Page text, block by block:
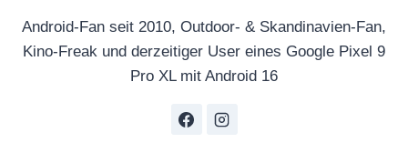
Android-Fan seit 2010, Outdoor- & Skandinavien-Fan,
Kino-Freak und derzeitiger User eines Google Pixel 9
Pro XL mit Android 16